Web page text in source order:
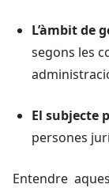
L’àmbit de
segons les
El subjecte
persones
Entendre